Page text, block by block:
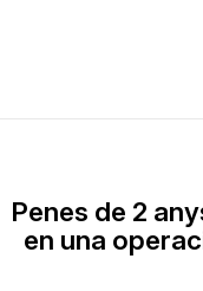
Penes de 2
en una